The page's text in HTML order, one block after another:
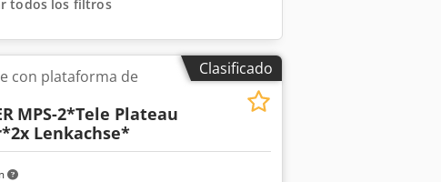
todos los filtros
Clasificado
con plataforma de
MPS-2*Tele Plateau
Lenkachse*